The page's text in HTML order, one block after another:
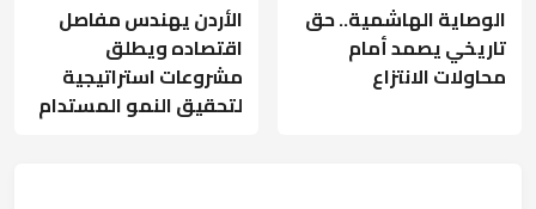
الوصاية الهاشمية.. حق
تاريخي يصمد أمام
محاولات الانتزاع
الأردن يهندس مفاصل
اقتصاده ويطلق
مشروعات استراتيجية
لتحقيق النمو المستدام